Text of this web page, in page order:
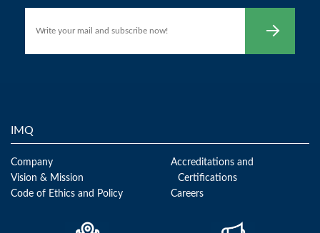
IMQ
Company
Vision & Mission
Code of Ethics and Policy
Accreditations and
Certifications
Careers